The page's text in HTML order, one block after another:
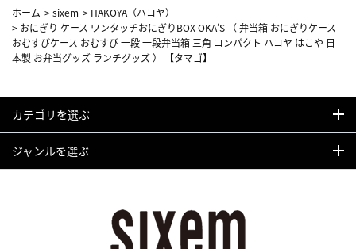
ホーム >sixem > HAKOYA（ハコヤ）
> おにぎり ケース ワンタッチおにぎりBOX OKA’S （ 弁当箱 おにぎりケース
おむすびケース おむすび 一段 一段弁当箱 三角 コンパクト ハコヤ はこや 日
本製 お弁当グッズ ランチグッズ ） 【タマゴ】
カテゴリを選ぶ
ジャンルを選ぶ